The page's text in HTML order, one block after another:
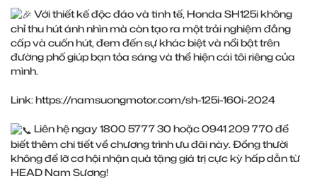
Với thiết kế độc đáo và tinh tế, Honda SH125i không
chỉ thu hút ánh nhìn mà còn tạo ra một trải nghiệm đẳng
cấp và cuốn hút, đem đến sự khác biệt và nổi bật trên
đường phố giúp bạn tỏa sáng và thể hiện cái tôi riêng của
mình.
Link:https://namsuongmotor.com/sh-125i-160i-2024
Liên hệ ngay 1800 5777 30 hoặc 0941 209 770 để
biết thêm chi tiết về chương trình ưu đãi này. Đồng thười
không để lỡ cơ hội nhận quà tặng giá trị cực kỳ hấp dẫn từ
HEAD Nam Sương!